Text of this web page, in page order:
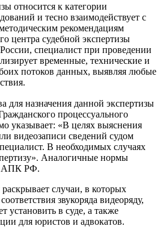
относится к категории
и тесно взаимодействует с
рекомендациям
центра судебной экспертизы
специалист при проведении
временные, технические и
потоков данных, выявляя любые
для назначения данной экспертизы
процессуального
указывает: «В целях выяснения
видеозаписи сведений судом
В необходимых случаях
Аналогичные нормы
АПК РФ.
случаи, в которых
звукоряда видеоряду,
установить в суде, а также
для юристов и адвокатов.